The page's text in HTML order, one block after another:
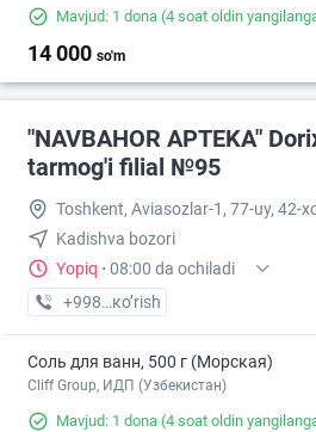
Mavjud: 1 dona (4 soat oldin
14 000 so'm
"NAVBAHOR APTEKA"
tarmog'i filial №95
Toshkent, Aviasozlar-1, 77-uy, 42-
Kadishva bozori
Yopiq · 08:00 da ochiladi
+998 (94) XXX-XX-XX
кo’rish
Соль для ванн, 500 г (Морская)
Cliff Group, ИДП (Узбекистан)
Mavjud: 1 dona (4 soat oldin